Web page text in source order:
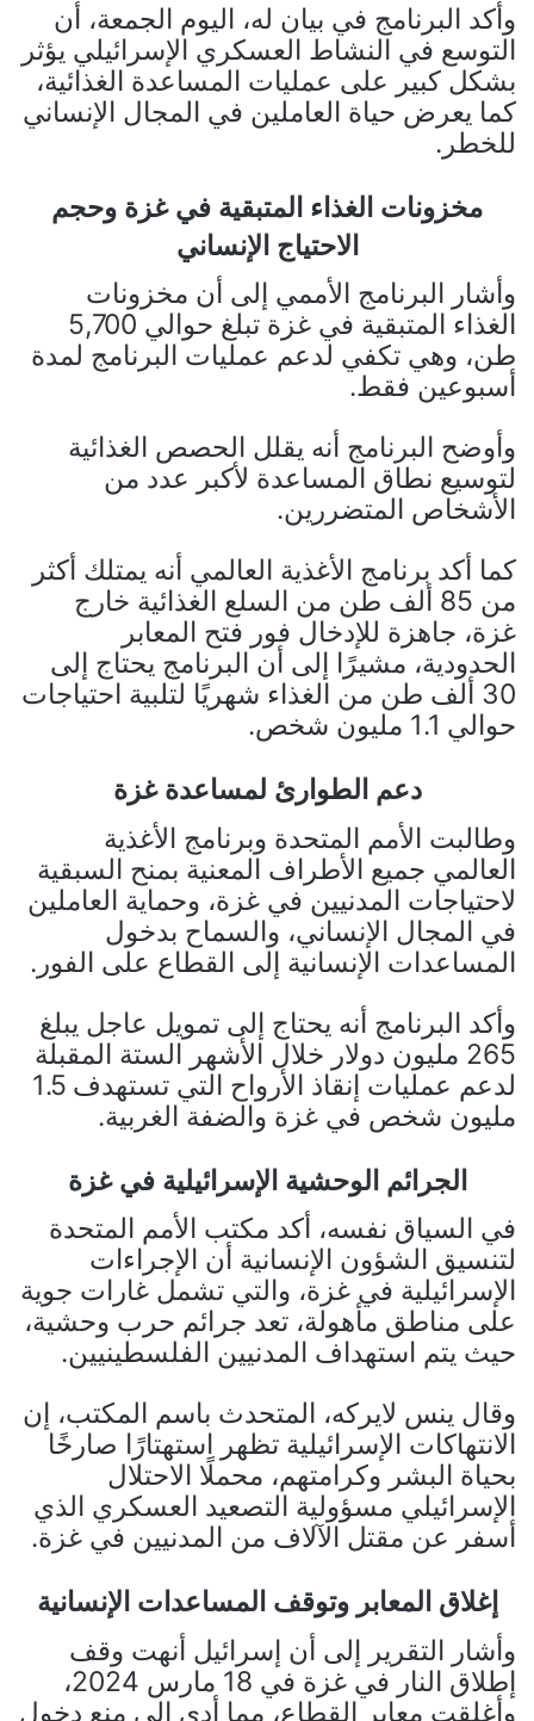
وأكد البرنامج في بيان له، اليوم الجمعة، أن
التوسع في النشاط العسكري الإسرائيلي يؤثر
بشكل كبير على عمليات المساعدة الغذائية،
كما يعرض حياة العاملين في المجال الإنساني
للخطر.
مخزونات الغذاء المتبقية في غزة وحجم
الاحتياج الإنساني
وأشار البرنامج الأممي إلى أن مخزونات
الغذاء المتبقية في غزة تبلغ حوالي 5,700
طن، وهي تكفي لدعم عمليات البرنامج لمدة
أسبوعين فقط.
وأوضح البرنامج أنه يقلل الحصص الغذائية
لتوسيع نطاق المساعدة لأكبر عدد من
الأشخاص المتضررين.
كما أكد برنامج الأغذية العالمي أنه يمتلك أكثر
من 85 ألف طن من السلع الغذائية خارج
غزة، جاهزة للإدخال فور فتح المعابر
الحدودية، مشيرًا إلى أن البرنامج يحتاج إلى
30 ألف طن من الغذاء شهريًا لتلبية احتياجات
حوالي 1.1 مليون شخص.
دعم الطوارئ لمساعدة غزة
وطالبت الأمم المتحدة وبرنامج الأغذية
العالمي جميع الأطراف المعنية بمنح السبقية
لاحتياجات المدنيين في غزة، وحماية العاملين
في المجال الإنساني، والسماح بدخول
المساعدات الإنسانية إلى القطاع على الفور.
وأكد البرنامج أنه يحتاج إلى تمويل عاجل يبلغ
265 مليون دولار خلال الأشهر الستة المقبلة
لدعم عمليات إنقاذ الأرواح التي تستهدف 1.5
مليون شخص في غزة والضفة الغربية.
الجرائم الوحشية الإسرائيلية في غزة
في السياق نفسه، أكد مكتب الأمم المتحدة
لتنسيق الشؤون الإنسانية أن الإجراءات
الإسرائيلية في غزة، والتي تشمل غارات جوية
على مناطق مأهولة، تعد جرائم حرب وحشية،
حيث يتم استهداف المدنيين الفلسطينيين.
وقال ينس لايركه، المتحدث باسم المكتب، إن
الانتهاكات الإسرائيلية تظهر استهتارًا صارخًا
بحياة البشر وكرامتهم، محملًا الاحتلال
الإسرائيلي مسؤولية التصعيد العسكري الذي
أسفر عن مقتل الآلاف من المدنيين في غزة.
إغلاق المعابر وتوقف المساعدات الإنسانية
وأشار التقرير إلى أن إسرائيل أنهت وقف
إطلاق النار في غزة في 18 مارس 2024،
وأغلقت معابر القطاع، مما أدى إلى منع دخول